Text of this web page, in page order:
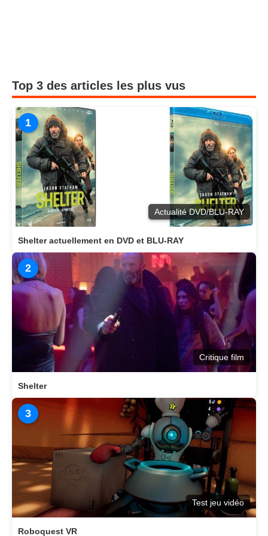
Top 3 des articles les plus vus
1
Actualité DVD/BLU-RAY
Shelter actuellement en DVD et BLU-RAY
2
Critique film
Shelter
3
Test jeu vidéo
Roboquest VR